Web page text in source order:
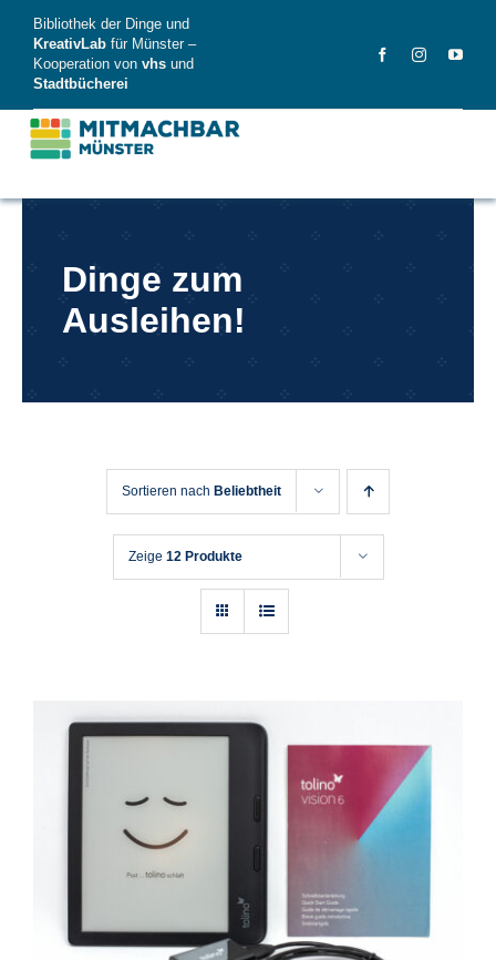
content
Bibliothek der Dinge und
KreativLab für Münster –
Kooperation von vhs und
Stadtbücherei
DingeDinge zum
Ausleihen!
Sortieren nach Beliebtheit
Zeige 12 Produkte